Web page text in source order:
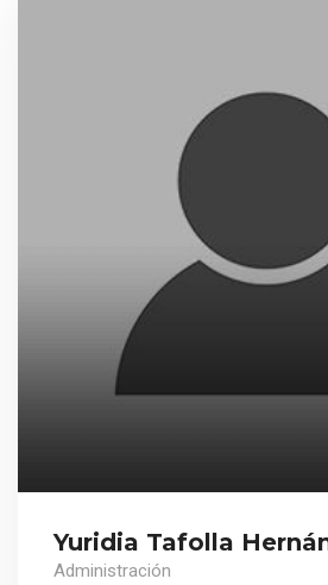
Yuridia Tafolla
Administración